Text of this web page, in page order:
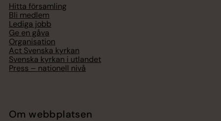
Hitta församling
Bli medlem
Lediga jobb
Ge en gåva
Organisation
Act Svenska kyrkan
Svenska kyrkan i utlandet
Press – nationell nivå
Om webbplatsen